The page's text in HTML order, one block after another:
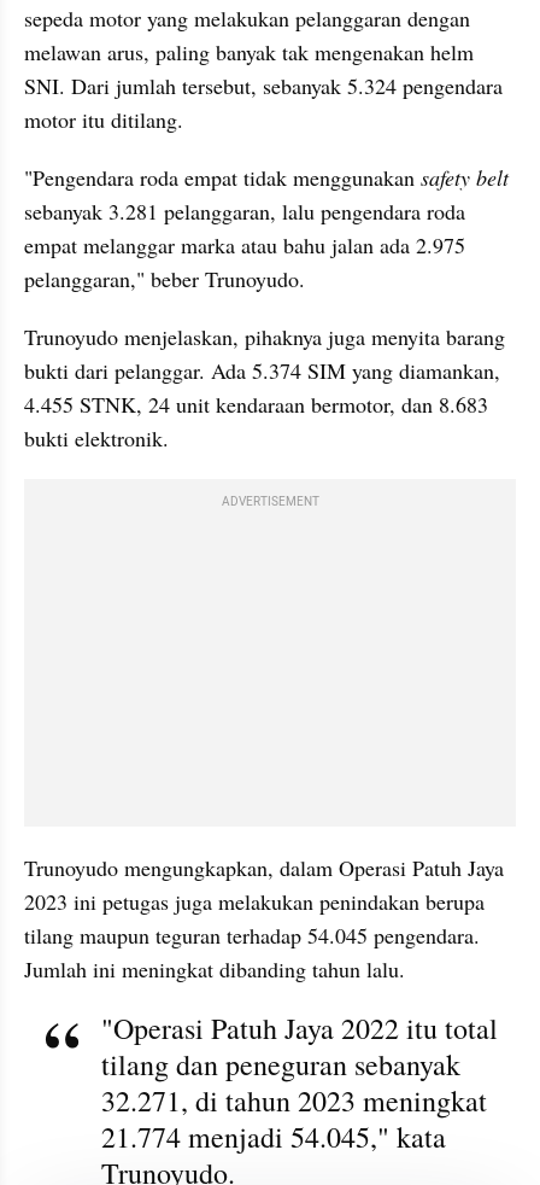
sepeda motor yang melakukan pelanggaran dengan
melawan arus, paling banyak tak mengenakan helm
SNI. Dari jumlah tersebut, sebanyak 5.324 pengendara
motor itu ditilang.
"Pengendara roda empat tidak menggunakan
safety belt
sebanyak 3.281 pelanggaran, lalu pengendara roda
empat melanggar marka atau bahu jalan ada 2.975
pelanggaran," beber Trunoyudo.
Trunoyudo menjelaskan, pihaknya juga menyita barang
bukti dari pelanggar. Ada 5.374 SIM yang diamankan,
4.455 STNK, 24 unit kendaraan bermotor, dan 8.683
bukti elektronik.
ADVERTISEMENT
Trunoyudo mengungkapkan, dalam Operasi Patuh Jaya
2023 ini petugas juga melakukan penindakan berupa
tilang maupun teguran terhadap 54.045 pengendara.
Jumlah ini meningkat dibanding tahun lalu.
"Operasi Patuh Jaya 2022 itu total
tilang dan peneguran sebanyak
32.271, di tahun 2023 meningkat
21.774 menjadi 54.045," kata
Trunoyudo.